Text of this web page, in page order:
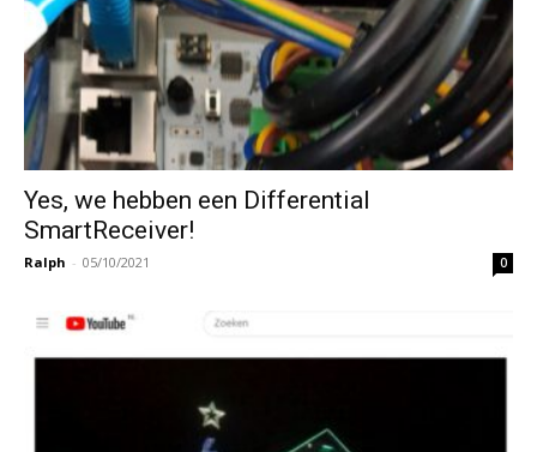
Yes, we hebben een Differential
SmartReceiver!
Ralph - 05/10/2021 0